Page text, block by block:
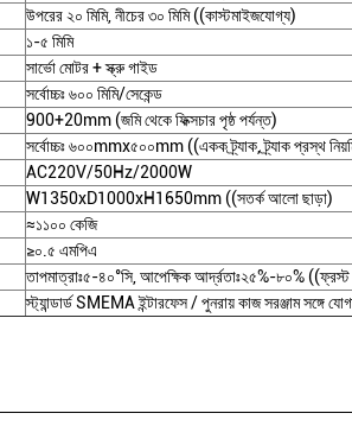
উপরের ২০ মিমি, নীচের ৩০ মিমি ((কাস্টমাইজযোগ্য)
১-৫ মিমি
সার্ভো মোটর + স্ক্রু গাইড
সর্বোচ্চঃ ৬০০ মিমি/সেকেন্ড
900+20mm (জমি থেকে ফিক্সচার পৃষ্ঠ পর্যন্ত)
সর্বোচ্চঃ ৬০০mmx৫০০mm ((একক ট্র্যাক, ট্র্যাক প্রস্থ
AC220V/50Hz/2000W
W1350xD1000xH1650mm ((সতর্ক আলো ছাড়া)
≈১১০০ কেজি
≥০.৫ এমপিএ
তাপমাত্রাঃ৫-৪০°সি, আপেক্ষিক আর্দ্রতাঃ২৫%-৮০% ((ফ্রস্ট
স্ট্যান্ডার্ড SMEMA ইন্টারফেস / পুনরায় কাজ সরঞ্জাম সঙ্গে